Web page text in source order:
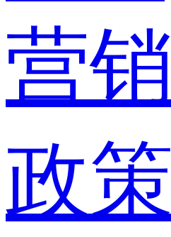
营销
政策